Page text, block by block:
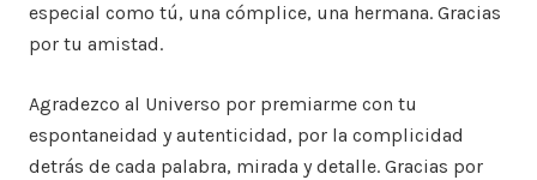
especial como tú, una cómplice, una hermana. Gracias
por tu amistad.
Agradezco al Universo por premiarme con tu
espontaneidad y autenticidad, por la complicidad
detrás de cada palabra, mirada y detalle. Gracias por